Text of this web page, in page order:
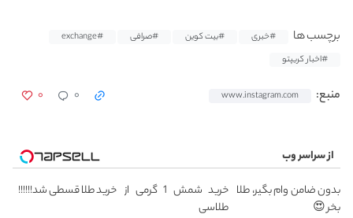
برچسب ها #خبری #بیت کوین #صرافی
#exchange
#اخبار کریپتو
منبع: www.instagram.com ۰ ۰
از سراسر وب
بدون ضامن وام بگیر، طلا
بخر 😍
خرید شمش 1 گرمی از
طلاسی
خرید طلا قسطی شد!!!!!!